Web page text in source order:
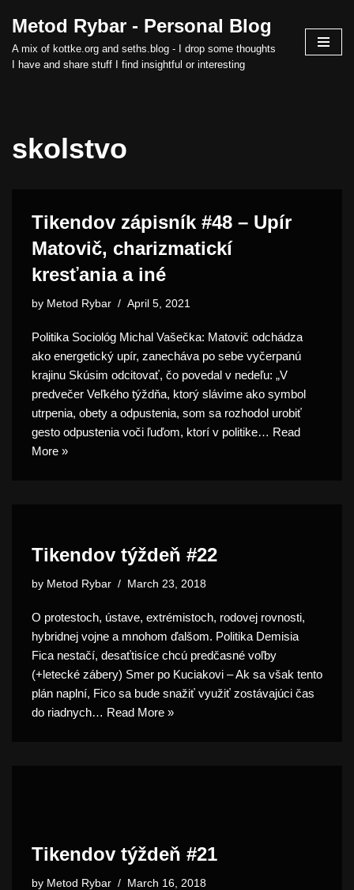
Skip
to
Metod Rybar - Personal Blog
A mix of kottke.org and seths.blog - I drop some thoughts
I have and share stuff I find insightful or interesting
skolstvo
Tikendov zápisník #48 – Upír
Matovič, charizmatickí
kresťania a iné
by Metod Rybar April 5, 2021
Politika Sociológ Michal Vašečka: Matovič odchádza
ako energetický upír, zanecháva po sebe vyčerpanú
krajinu Skúsim odcitovať, čo povedal v nedeľu: „V
predvečer Veľkého týždňa, ktorý slávime ako symbol
utrpenia, obety a odpustenia, som sa rozhodol urobiť
gesto odpustenia voči ľuďom, ktorí v politike… Read
More »
Tikendov týždeň #22
by Metod Rybar March 23, 2018
O protestoch, ústave, extrémistoch, rodovej rovnosti,
hybridnej vojne a mnohom ďalšom. Politika Demisia
Fica nestačí, desaťtisíce chcú predčasné voľby
(+letecké zábery) Smer po Kuciakovi – Ak sa však tento
plán naplní, Fico sa bude snažiť využiť zostávajúci čas
do riadnych… Read More »
Tikendov týždeň #21
by Metod Rybar March 16, 2018